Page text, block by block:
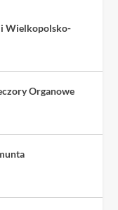
Wielkopolsko-
Organowe